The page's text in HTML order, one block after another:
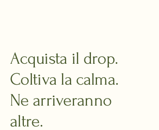
Acquista il drop.
Coltiva la calma.
Ne arriveranno
altre.